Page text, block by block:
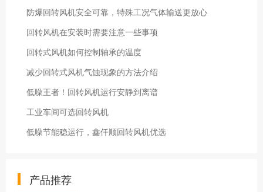
防爆回转风机安全可靠，特殊工况气体输送更放心
回转风机在安装时需要注意一些事项
回转式风机如何控制轴承的温度
减少回转式风机气蚀现象的方法介绍
低噪王者！回转风机运行安静到离谱
工业车间可选回转风机
低噪节能稳运行，鑫仟顺回转风机优选
产品推荐